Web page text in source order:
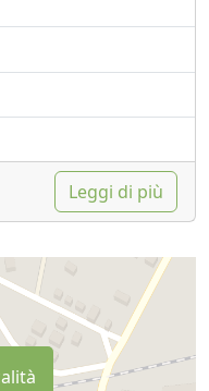
Leggi di più